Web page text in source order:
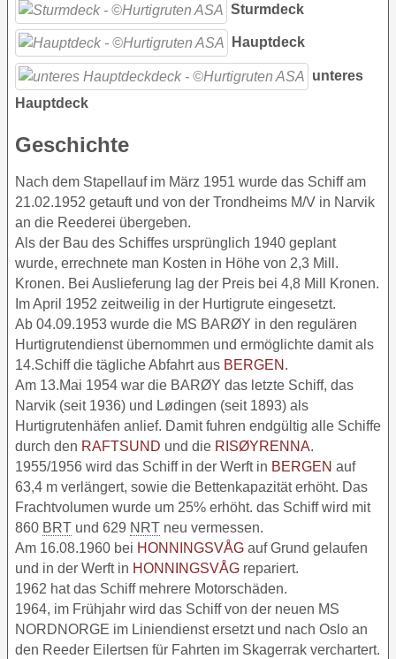
Sturmdeck
Hauptdeck
unteres
Hauptdeck
Geschichte
Nach dem Stapellauf im März 1951 wurde das Schiff am
21.02.1952 getauft und von der Trondheims M/V in Narvik
an die Reederei übergeben.
Als der Bau des Schiffes ursprünglich 1940 geplant
wurde, errechnete man Kosten in Höhe von 2,3 Mill.
Kronen. Bei Auslieferung lag der Preis bei 4,8 Mill Kronen.
Im April 1952 zeitweilig in der Hurtigrute eingesetzt.
Ab 04.09.1953 wurde die MS BARØY in den regulären
Hurtigrutendienst übernommen und ermöglichte damit als
14.Schiff die tägliche Abfahrt aus BERGEN .
Am 13.Mai 1954 war die BARØY das letzte Schiff, das
Narvik (seit 1936) und Lødingen (seit 1893) als
Hurtigrutenhäfen anlief. Damit fuhren endgültig alle Schiffe
durch den RAFTSUND und die RISØYRENNA.
1955/1956 wird das Schiff in der Werft in BERGEN auf
63,4 m verlängert, sowie die Bettenkapazität erhöht. Das
Frachtvolumen wurde um 25% erhöht. das Schiff wird mit
860 BRT und 629 NRT neu vermessen.
Am 16.08.1960 bei HONNINGSVÅG auf Grund gelaufen
und in der Werft in HONNINGSVÅG repariert.
1962 hat das Schiff mehrere Motorschäden.
1964, im Frühjahr wird das Schiff von der neuen MS
NORDNORGE im Liniendienst ersetzt und nach Oslo an
den Reeder Eilertsen für Fahrten im Skagerrak verchartert.